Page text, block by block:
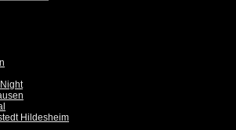
Hildesheim